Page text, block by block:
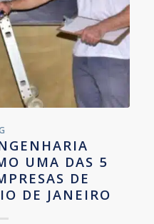
UMA DAS 5
DE
DE JANEIRO